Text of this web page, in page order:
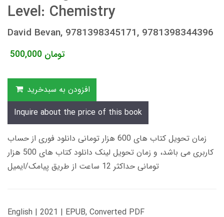
Level: Chemistry
David Bevan, 9781398345171, 9781398344396
500,000 تومان
افزودن به سبدخرید
Inquire about the price of this book
زمان تحویل کتاب های 600 هزار تومانی دانلود فوری از حساب
کاربری می باشد، و زمان تحویل لینک دانلود کتاب های 500 هزار
تومانی حداکثر 12 ساعت از طریق پیامک/ایمیل
English | 2021 | EPUB, Converted PDF